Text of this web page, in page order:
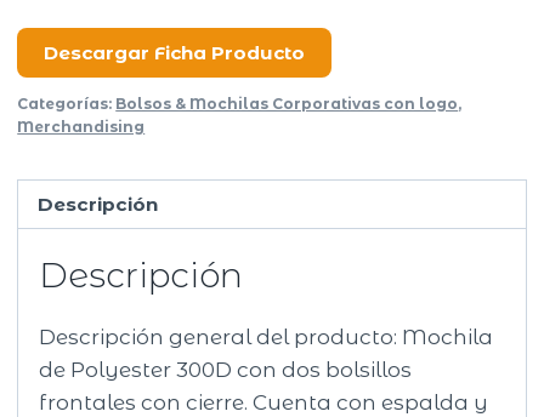
Descargar Ficha Producto
Categorías: Bolsos & Mochilas Corporativas con logo,
Merchandising
Descripción
Descripción
Descripción general del producto: Mochila
de Polyester 300D con dos bolsillos
frontales con cierre. Cuenta con espalda y